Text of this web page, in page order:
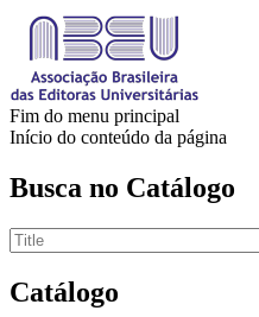
Fim do menu principal
Início do conteúdo da página
Busca no Catálogo
Catálogo